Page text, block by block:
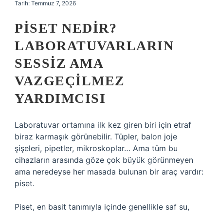
Tarih: Temmuz 7, 2026
PISET NEDIR?
LABORATUVARLARIN
SESSIZ AMA
VAZGEÇILMEZ
YARDIMCISI
Laboratuvar ortamına ilk kez giren biri için etraf
biraz karmaşık görünebilir. Tüpler, balon joje
şişeleri, pipetler, mikroskoplar… Ama tüm bu
cihazların arasında göze çok büyük görünmeyen
ama neredeyse her masada bulunan bir araç vardır:
piset.
Piset, en basit tanımıyla içinde genellikle saf su,